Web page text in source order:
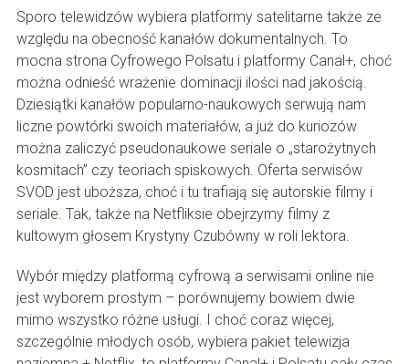
Sporo telewidzów wybiera platformy satelitarne także ze
względu na obecność kanałów dokumentalnych. To
mocna strona Cyfrowego Polsatu i platformy Canal+, choć
można odnieść wrażenie dominacji ilości nad jakością.
Dziesiątki kanałów popularno-naukowych serwują nam
liczne powtórki swoich materiałów, a już do kuriozów
można zaliczyć pseudonaukowe seriale o „starożytnych
kosmitach” czy teoriach spiskowych. Oferta serwisów
SVOD jest uboższa, choć i tu trafiają się autorskie filmy i
seriale. Tak, także na Netfliksie obejrzymy filmy z
kultowym głosem Krystyny Czubówny w roli lektora.
Wybór między platformą cyfrową a serwisami online nie
jest wyborem prostym – porównujemy bowiem dwie
mimo wszystko różne usługi. I choć coraz więcej,
szczególnie młodych osób, wybiera pakiet telewizja